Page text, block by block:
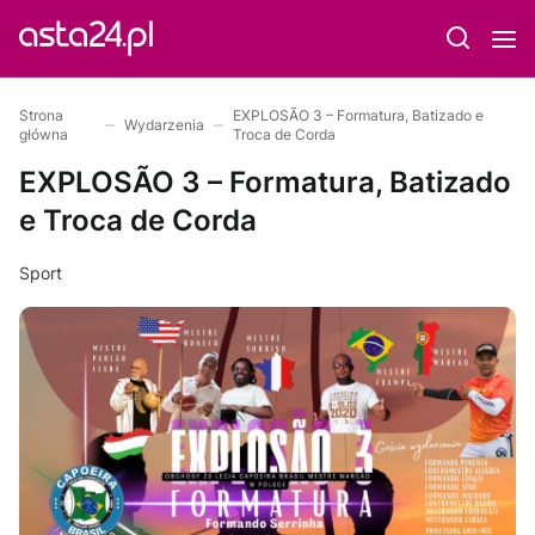
Strona
główna
Wydarzenia
EXPLOSÃO 3 – Formatura, Batizado e
Troca de Corda
EXPLOSÃO 3 – Formatura, Batizado
e Troca de Corda
Sport